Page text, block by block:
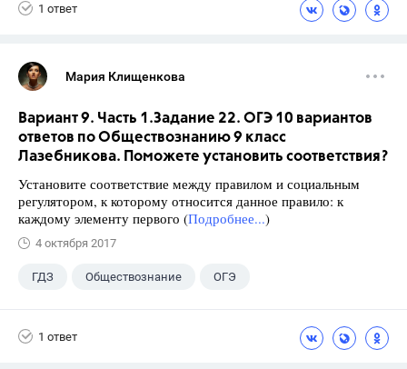
1 ответ
Мария Клищенкова
Вариант 9. Часть 1.Задание 22. ОГЭ 10 вариантов
ответов по Обществознанию 9 класс
Лазебникова. Поможете установить соответствия?
Установите соответствие между правилом и социальным
регулятором, к которому относится данное правило: к
каждому элементу первого (Подробнее...)
4 октября 2017
ГДЗ Обществознание ОГЭ
1 ответ